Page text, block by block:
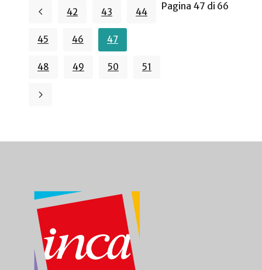
Pagina 47 di 66
42 43 44
45 46 47
48 49 50 51